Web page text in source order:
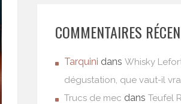
COMMENTAIRES
Tarquini dans Whisky
dégustation, que vaut-il
Trucs de mec dans Teufel